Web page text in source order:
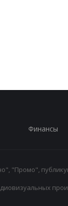
Финансы
"Промо",